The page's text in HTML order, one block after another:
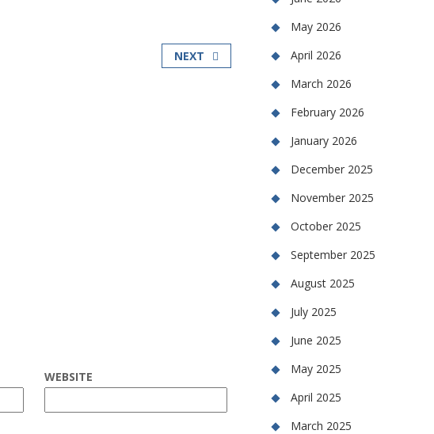
NEXT
WEBSITE
May 2026
April 2026
March 2026
February 2026
January 2026
December 2025
November 2025
October 2025
September 2025
August 2025
July 2025
June 2025
May 2025
April 2025
March 2025